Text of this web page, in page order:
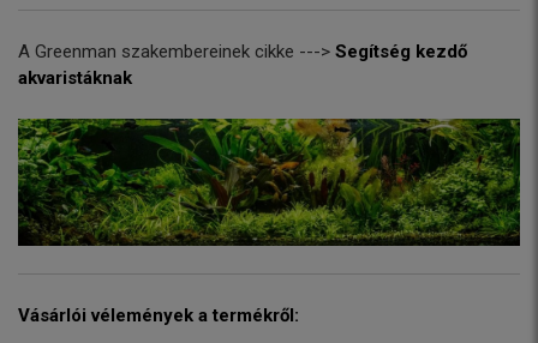
A Greenman szakembereinek cikke ---> Segítség kezdő
akvaristáknak
Vásárlói vélemények a termékről: